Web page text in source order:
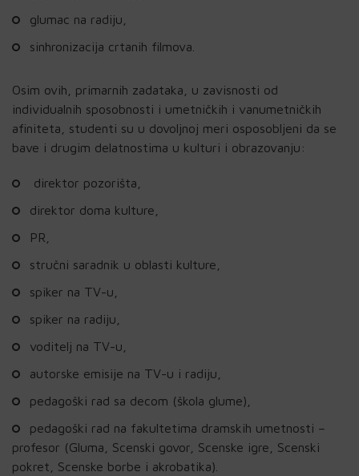
glumac na radiju,
sinhronizacija crtanih filmova.
Osim ovih, primarnih zadataka, u zavisnosti od
individualnih sposobnosti i umetničkih i vanumetničkih
afiniteta, studenti su u dovoljnoj meri osposobljeni da se
bave i drugim delatnostima u kulturi i obrazovanju:
direktor pozorišta,
direktor doma kulture,
PR,
stručni saradnik u oblasti kulture,
spiker na TV-u,
spiker na radiju,
voditelj na TV-u,
autorske emisije na TV-u i radiju,
pedagoški rad sa decom (škola glume),
pedagoški rad na fakultetima dramskih umetnosti –
profesor (Gluma, Scenski govor, Scenske igre, Scenski
pokret, Scenske borbe i akrobatika).